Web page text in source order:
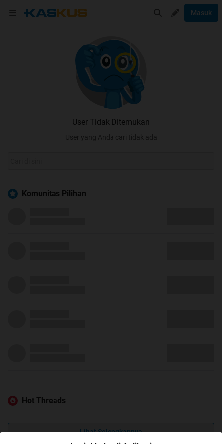
Masuk
User Tidak Ditemukan
User yang Anda cari tidak ada
Komunitas Pilihan
Hot Threads
Lihat Selengkapnya